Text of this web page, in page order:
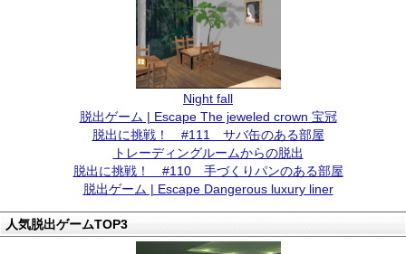
Night fall
脱出ゲーム | Escape The jeweled crown 宝冠
脱出に挑戦！ #111 サバ缶のある部屋
トレーディングルームからの脱出
脱出に挑戦！ #110 手づくりパンのある部屋
脱出ゲーム | Escape Dangerous luxury liner
人気脱出ゲームTOP3